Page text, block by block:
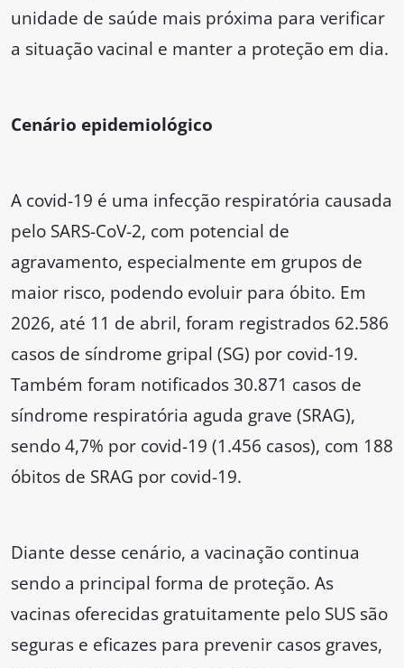
unidade de saúde mais próxima para verificar
a situação vacinal e manter a proteção em dia.
Cenário epidemiológico
A covid-19 é uma infecção respiratória causada
pelo SARS-CoV-2, com potencial de
agravamento, especialmente em grupos de
maior risco, podendo evoluir para óbito. Em
2026, até 11 de abril, foram registrados 62.586
casos de síndrome gripal (SG) por covid-19.
Também foram notificados 30.871 casos de
síndrome respiratória aguda grave (SRAG),
sendo 4,7% por covid-19 (1.456 casos), com 188
óbitos de SRAG por covid-19.
Diante desse cenário, a vacinação continua
sendo a principal forma de proteção. As
vacinas oferecidas gratuitamente pelo SUS são
seguras e eficazes para prevenir casos graves,